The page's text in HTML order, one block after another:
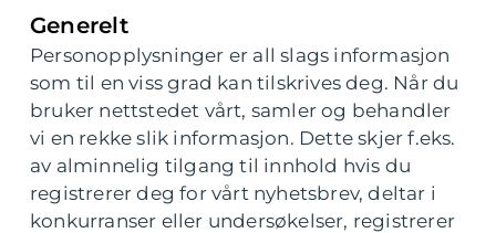
Generelt
Personopplysninger er all slags informasjon
som til en viss grad kan tilskrives deg. Når du
bruker nettstedet vårt, samler og behandler
vi en rekke slik informasjon. Dette skjer f.eks.
av alminnelig tilgang til innhold hvis du
registrerer deg for vårt nyhetsbrev, deltar i
konkurranser eller undersøkelser, registrerer